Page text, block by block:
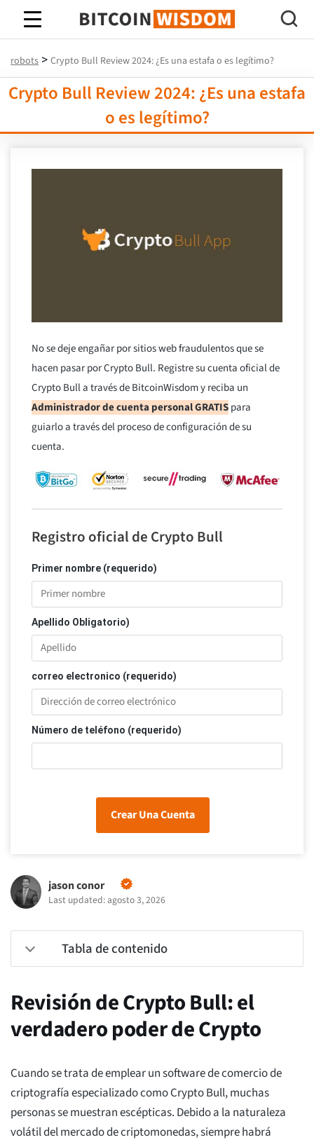
Sabiduría de Bitcoin
robots > Crypto Bull Review 2024: ¿Es una estafa o es legítimo?
Crypto Bull Review 2024: ¿Es una estafa
o es legítimo?
No se deje engañar por sitios web fraudulentos que se
hacen pasar por Crypto Bull. Registre su cuenta oficial de
Crypto Bull a través de BitcoinWisdom y reciba un
Administrador de cuenta personal GRATISpara
guiarlo a través del proceso de configuración de su
cuenta.
Registro oficial de Crypto Bull
Primer nombre (requerido)
Apellido Obligatorio)
correo electronico (requerido)
Número de teléfono (requerido)
Crear Una Cuenta
jason conor
Last updated: agosto 3, 2026
Tabla de contenido
Revisión de Crypto Bull: el
verdadero poder de Crypto
Cuando se trata de emplear un software de comercio de
criptografía especializado como Crypto Bull, muchas
personas se muestran escépticas. Debido a la naturaleza
volátil del mercado de criptomonedas, siempre habrá